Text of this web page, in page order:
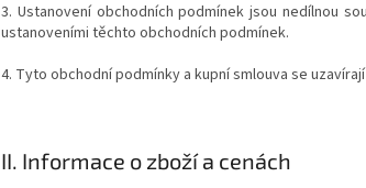
3. Ustanovení obchodních podmínek jsou nedílnou
ustanoveními těchto obchodních podmínek.
4. Tyto obchodní podmínky a kupní smlouva se
II. Informace o zboží a cenách